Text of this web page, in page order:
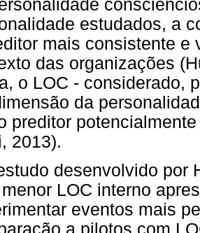
estudados, a
mais consistente e
das organizações
o LOC - considerado,
da
preditor
2013).
desenvolvido por
LOC interno
eventos mais